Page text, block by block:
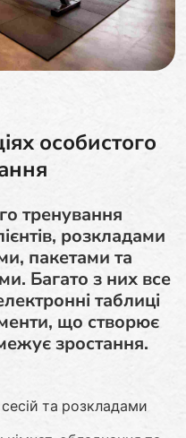
особистого
тренування
розкладами
пакетами та
Багато з них все
таблиці
що створює
зростання.
та розкладами